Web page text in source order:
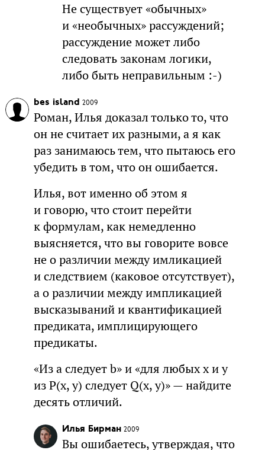
Не существует «обычных»
и «необычных» рассуждений;
рассуждение может либо
следовать законам логики,
либо быть неправильным :-)
bes island 2009
Роман, Илья доказал только то, что
он не считает их разными, а я как
раз занимаюсь тем, что пытаюсь его
убедить в том, что он ошибается.
Илья, вот именно об этом я
и говорю, что стоит перейти
к формулам, как немедленно
выясняется, что вы говорите вовсе
не о различии между имликацией
и следствием (каковое отсутствует),
а о различии между импликацией
высказываний и квантификацией
предиката, имплицирующего
предикаты.
«Из a следует b» и «для любых x и y
из P(x, y) следует Q(x, y)» — найдите
десять отличий.
Илья Бирман 2009
Вы ошибаетесь, утверждая, что